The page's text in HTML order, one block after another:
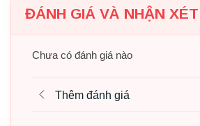
Kích thước:87cm x 45cm x
Chất liệu: Nhựa nguyên sinh
Bảo hành: Trọn đời (ốc chốt)
ĐÁNH GIÁ VÀ NHẬN
Chưa có đánh giá nào
Thêm đánh giá